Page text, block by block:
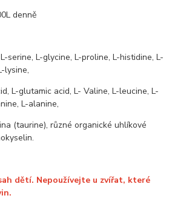
denně
serine, L-glycine, L-proline, L-histidine, L-
lysine,
L-glutamic acid, L- Valine, L-leucine, L-
L-alanine,
(taurine), různé organické uhlíkové
dětí. Nepoužívejte u zvířat, které